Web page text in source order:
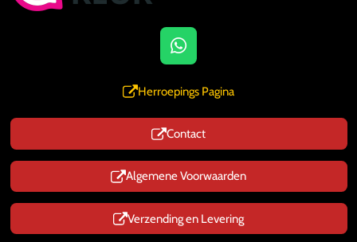
W
h
a
s
A
p
p
Herroepings Pagina
Contact
Algemene Voorwaarden
Verzending en Levering